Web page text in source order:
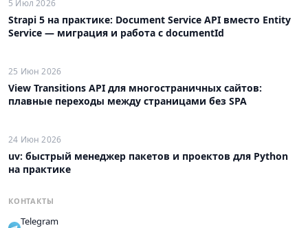
5 Июл 2026
Strapi 5 на практике: Document Service API вместо Entity
Service — миграция и работа с documentId
25 Июн 2026
View Transitions API для многостраничных сайтов:
плавные переходы между страницами без SPA
24 Июн 2026
uv: быстрый менеджер пакетов и проектов для Python
на практике
КОНТАКТЫ
Telegram